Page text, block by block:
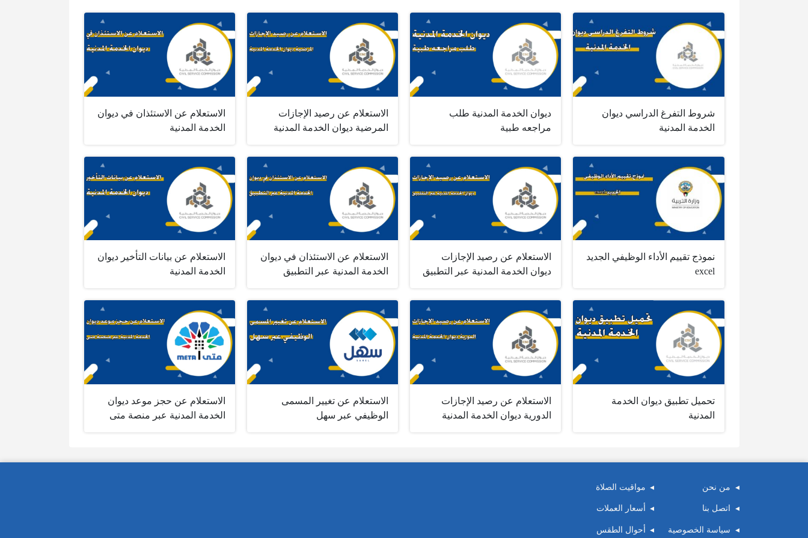
شروط التفرغ الدراسي ديوان
الخدمة المدنية
ديوان الخدمة المدنية طلب
مراجعه طبية
الاستعلام عن رصيد الإجازات
المرضية ديوان الخدمة المدنية
الاستعلام عن الاستئذان في ديوان
الخدمة المدنية
نموذج تقييم الأداء الوظيفي الجديد
excel
الاستعلام عن رصيد الإجازات
ديوان الخدمة المدنية عبر التطبيق
الاستعلام عن الاستئذان في ديوان
الخدمة المدنية عبر التطبيق
الاستعلام عن بيانات التأخير ديوان
الخدمة المدنية
تحميل تطبيق ديوان الخدمة
المدنية
الاستعلام عن رصيد الإجازات
الدورية ديوان الخدمة المدنية
الاستعلام عن تغيير المسمى
الوظيفي عبر سهل
الاستعلام عن حجز موعد ديوان
الخدمة المدنية عبر منصة متى
من نحن
اتصل بنا
سياسة الخصوصية
مواقيت الصلاة
أسعار العملات
أحوال الطقس